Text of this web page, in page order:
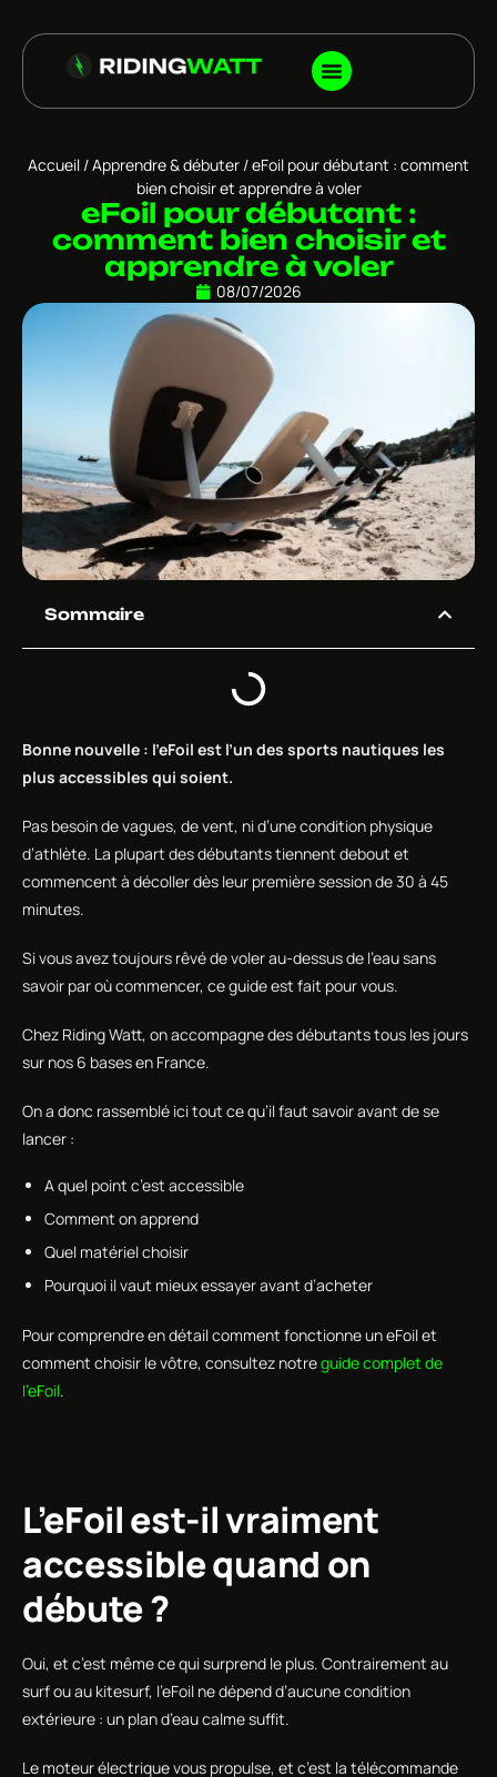
Accueil /Apprendre & débuter / eFoil pour débutant : comment
bien choisir et apprendre à voler
eFoil pour débutant :
comment bien choisir et
apprendre à voler
08/07/2026
Sommaire
Bonne nouvelle : l’eFoil est l’un des sports nautiques les
plus accessibles qui soient.
Pas besoin de vagues, de vent, ni d’une condition physique
d’athlète. La plupart des débutants tiennent debout et
commencent à décoller dès leur première session de 30 à 45
minutes.
Si vous avez toujours rêvé de voler au-dessus de l’eau sans
savoir par où commencer, ce guide est fait pour vous.
Chez Riding Watt, on accompagne des débutants tous les jours
sur nos 6 bases en France.
On a donc rassemblé ici tout ce qu’il faut savoir avant de se
lancer :
A quel point c’est accessible
Comment on apprend
Quel matériel choisir
Pourquoi il vaut mieux essayer avant d’acheter
Pour comprendre en détail comment fonctionne un eFoil et
comment choisir le vôtre, consultez notreguide complet de
l’eFoil.
L’eFoil est-il vraiment
accessible quand on
débute ?
Oui, et c’est même ce qui surprend le plus. Contrairement au
surf ou au kitesurf, l’eFoil ne dépend d’aucune condition
extérieure : un plan d’eau calme suffit.
Le moteur électrique vous propulse, et c’est la télécommande